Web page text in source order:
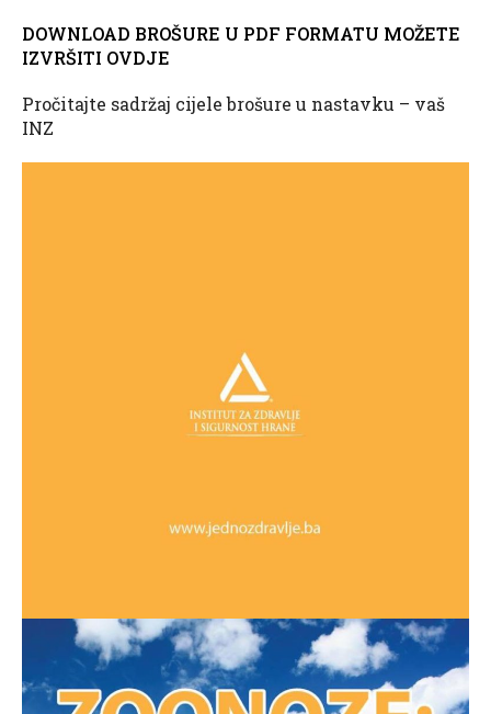
DOWNLOAD BROŠURE U PDF FORMATU MOŽETE
IZVRŠITI OVDJE
Pročitajte sadržaj cijele brošure u nastavku – vaš
INZ